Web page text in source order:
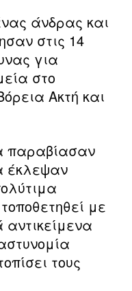
άνδρας και
στις 14
για
στο
Ακτή και
παραβίασαν
έκλεψαν
με
αντικείμενα
τους